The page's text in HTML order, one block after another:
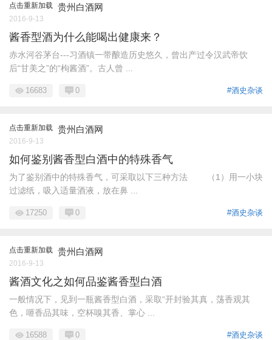
点击重新加载 贵州白酒网
2016-9-13
酱香型酒为什么能喝出健康来？
赤水河谷茅台---习酒镇一带酿造历史悠久，曾出产过令汉武帝饮
后“甘美之”的“枸酱酒”。古人曾 ...
#酒史杂谈
16683 0
点击重新加载 贵州白酒网
2016-9-13
如何鉴别酱香型白酒中的特殊香气
为了鉴别酒中的特殊香气，可采取以下三种方法 （1）用一小块
过滤纸，吸入适量酒液，放在鼻 ...
#酒史杂谈
17250 0
点击重新加载 贵州白酒网
2016-9-13
酱酒文化之如何品鉴酱香型白酒
一般情况下，见到一瓶酱香型白酒，采取“开封验其真，荡香观其
色，咂香品其味，空杯嗅其香、掌心 ...
#酒史杂谈
16588 0